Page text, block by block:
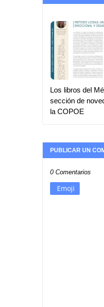
Los libros del
sección de
la COPOE
PUBLICAR UN
0 Comentarios
Emoji